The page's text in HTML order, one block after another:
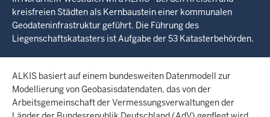
kreisfreien Städten als Kernbaustein einer kommunalen
Geodateninfrastruktur geführt. Die Führung des
Liegenschaftskatasters ist Aufgabe der 53 Katasterbehörden.
ALKIS basiert auf einem bundesweiten Datenmodell zur
Modellierung von Geobasisdatendaten, das von der
Arbeitsgemeinschaft der Vermessungsverwaltungen der